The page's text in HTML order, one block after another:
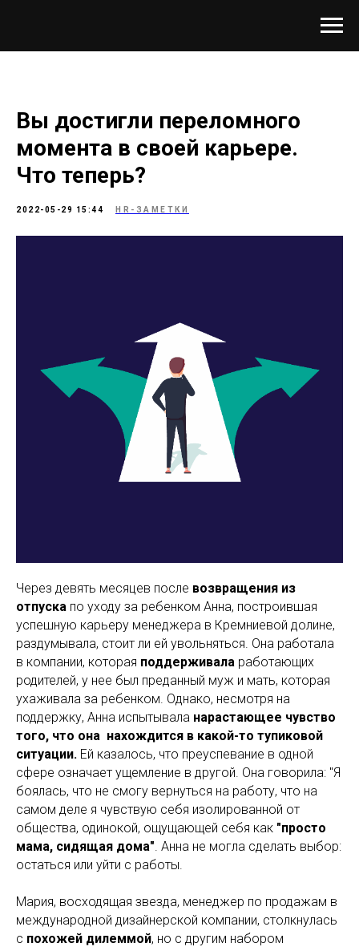
Вы достигли переломного
момента в своей карьере.
Что теперь?
2022-05-29 15:44 HR-ЗАМЕТКИ
Через девять месяцев после возвращения из
отпуска по уходу за ребенком Анна, построившая
успешную карьеру менеджера в Кремниевой долине,
раздумывала, стоит ли ей увольняться. Она работала
в компании, которая поддерживала работающих
родителей, у нее был преданный муж и мать, которая
ухаживала за ребенком. Однако, несмотря на
поддержку, Анна испытывала нарастающее чувство
того, что она нахождится в какой-то тупиковой
ситуации. Ей казалось, что преуспевание в одной
сфере означает ущемление в другой. Она говорила: "Я
боялась, что не смогу вернуться на работу, что на
самом деле я чувствую себя изолированной от
общества, одинокой, ощущающей себя как "просто
мама, сидящая дома". Анна не могла сделать выбор:
остаться или уйти с работы.
Мария, восходящая звезда, менеджер по продажам в
международной дизайнерской компании, столкнулась
с похожей дилеммой, но с другим набором